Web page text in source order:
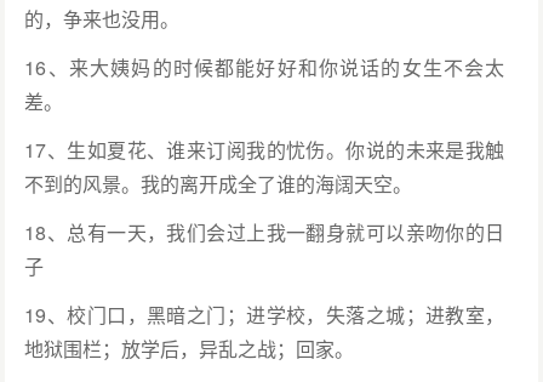
的，争来也没用。
16、来大姨妈的时候都能好好和你说话的女生不会太
差。
17、生如夏花、谁来订阅我的忧伤。你说的未来是我触
不到的风景。我的离开成全了谁的海阔天空。
18、总有一天，我们会过上我一翻身就可以亲吻你的日
子
19、校门口，黑暗之门；进学校，失落之城；进教室，
地狱围栏；放学后，异乱之战；回家。